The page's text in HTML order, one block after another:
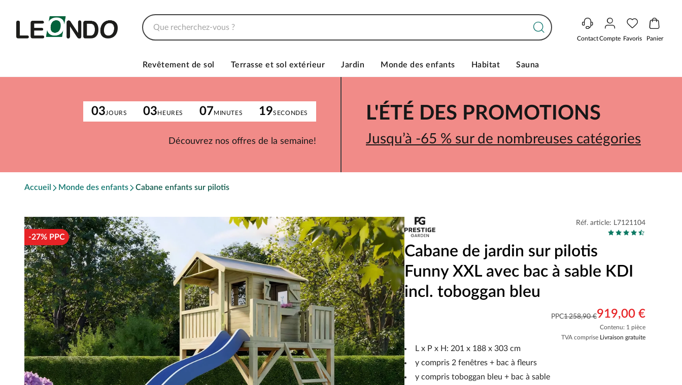
ContactCompte Favoris Panier
Revêtement de sol Terrasse et sol extérieur Jardin Monde des enfants Habitat Sauna
03JOURS 03HEURES 07MINUTES 19SECONDES
Découvrez nos offres de la semaine!
L'ÉTÉ DES PROMOTIONS
Jusqu’à -65 % sur de nombreuses catégories
Accueil Monde des enfants Cabane enfants sur pilotis
-27% PPC
Réf. article: L7121104
Cabane de jardin sur pilotis
Funny XXL avec bac à sable KDI
incl. toboggan bleu
PPC1 258,90 €919,00 €
Contenu: 1 pièce
TVA comprise Livraison gratuite
L x P x H: 201 x 188 x 303 cm
y compris 2 fenêtres + bac à fleurs
y compris toboggan bleu + bac à sable